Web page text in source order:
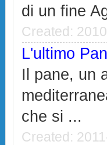
di un fine
Created:
L'ultimo
Il pane, un
che si ...
Created: